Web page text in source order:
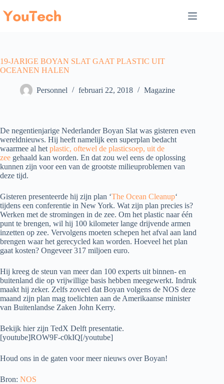
naar
de
19-JARIGE BOYAN SLAT GAAT PLASTIC UIT
OCEANEN HALEN
Personnel februari 22, 2018 Magazine
De negentienjarige Nederlander Boyan Slat was gisteren even
wereldnieuws. Hij heeft namelijk een superplan bedacht
waarmee al het plastic, oftewel de plasticsoep, uit de
zee gehaald kan worden. En dat zou wel eens de oplossing
kunnen zijn voor een van de grootste milieuproblemen van
deze tijd.
Gisteren presenteerde hij zijn plan ‘The Ocean Cleanup‘
tijdens een conferentie in New York. Wat zijn plan precies is?
Werken met de stromingen in de zee. Om het plastic naar één
punt te brengen, wil hij 100 kilometer lange drijvende armen
inzetten op zee. Vervolgens moeten schepen het afval aan land
brengen waar het gerecycled kan worden. Hoeveel het plan
gaat kosten? Ongeveer 317 miljoen euro.
Hij kreeg de steun van meer dan 100 experts uit binnen- en
buitenland die op vrijwillige basis hebben meegewerkt. Indruk
maakt hij zeker. Zelfs zoveel dat Boyan volgens de NOS deze
maand zijn plan mag toelichten aan de Amerikaanse minister
van Buitenlandse Zaken John Kerry.
Bekijk hier zijn TedX Delft presentatie.
[youtube]ROW9F-c0kIQ[/youtube]
Houd ons in de gaten voor meer nieuws over Boyan!
Bron: NOS